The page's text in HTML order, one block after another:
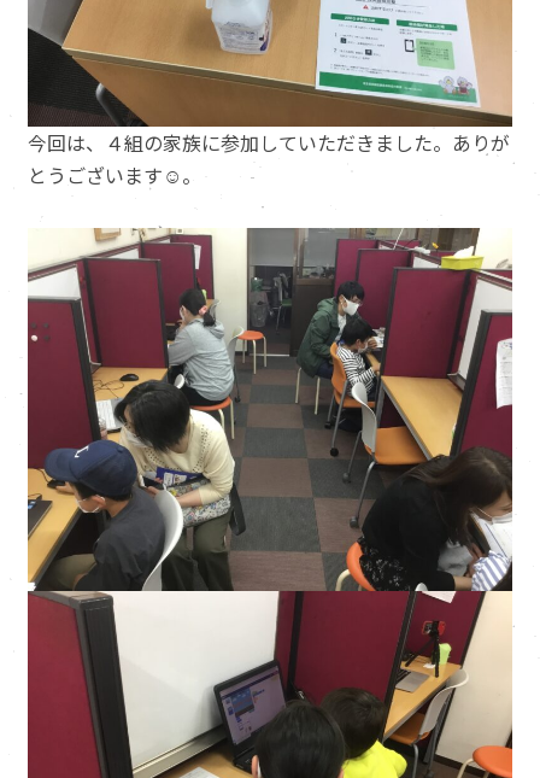
今回は、４組の家族に参加していただきました。ありが
とうございます☺️。